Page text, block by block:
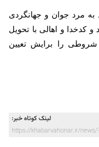
مرد جوان و جهانگردی
کدخدا و اهالی با تحویل
را برایش تعیین
لینک کوتاه خبر:
https://khabarvahonar.ir/news/